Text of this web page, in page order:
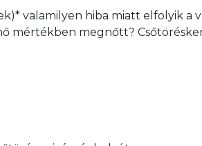
valamilyen hiba miatt elfolyik a
mértékben megnőtt?